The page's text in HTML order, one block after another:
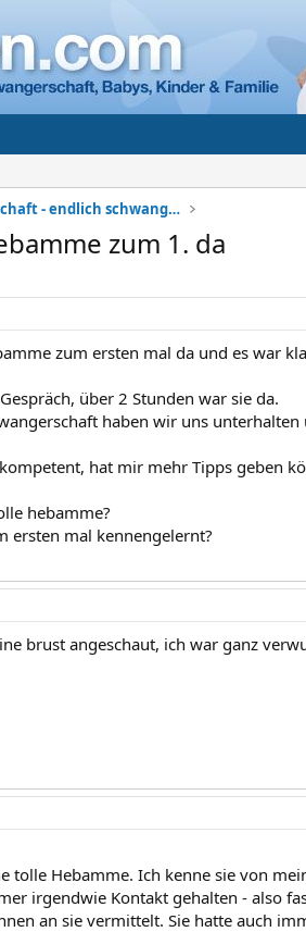
Meine Schwangerschaft - endlich schwanger
zum 1. da
zum ersten mal da und es war
über 2 Stunden war sie da.
haben wir uns
hat mir mehr Tipps geben
hebamme?
ersten mal kennengelernt?
brust angeschaut, ich war ganz
tolle Hebamme. Ich kenne sie von
irgendwie Kontakt gehalten - also
an sie vermittelt. Sie hatte auch